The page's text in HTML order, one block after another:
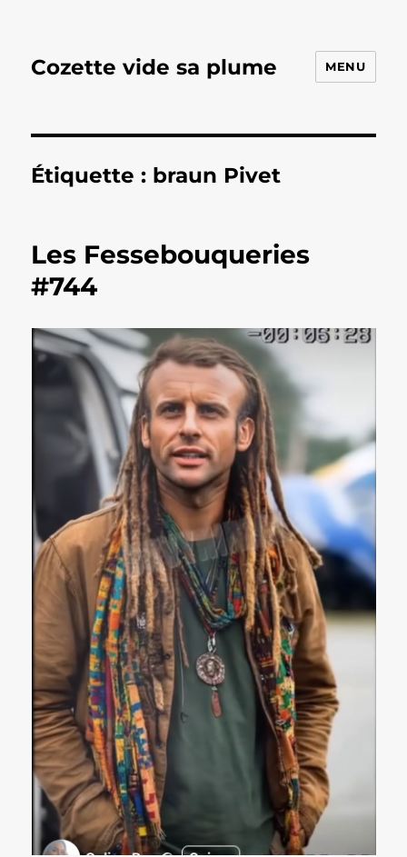
Cozette vide sa plume MENU
Étiquette : braun Pivet
Les Fessebouqueries
#744